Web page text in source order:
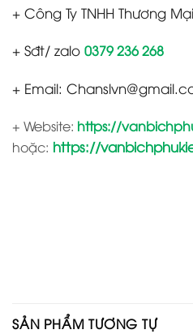
+ Công Ty TNHH Thương
+ Sđt/ zalo 0379 236 268
+ Email:
+ Website: https://
hoặc: https://
SẢN PHẨM TƯƠNG TỰ